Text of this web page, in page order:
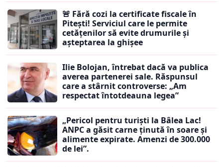
🚨 Fără cozi la certificate fiscale în
Pitești! Serviciul care le permite
cetățenilor să evite drumurile și
așteptarea la ghișee
Ilie Bolojan, întrebat dacă va publica
averea partenerei sale. Răspunsul
care a stârnit controverse: „Am
respectat întotdeauna legea”
„Pericol pentru turiști la Bâlea Lac!
ANPC a găsit carne ținută în soare și
alimente expirate. Amenzi de 300.000
de lei”.